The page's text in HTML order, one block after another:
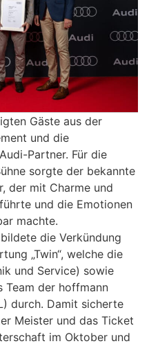
Gäste aus der
und die
Partner. Für die
sorgte der bekannte
der mit Charme und
und die Emotionen
machte.
die Verkündung
„Twin“, welche die
und Service) sowie
Team der hoffmann
durch. Damit sicherte
Meister und das Ticket
im Oktober und